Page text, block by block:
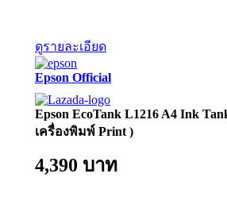
ดูรายละเอียด
Epson Official
Epson EcoTank L1216 A4 Ink
เครื่องพิมพ์ Print )
4,390 บาท